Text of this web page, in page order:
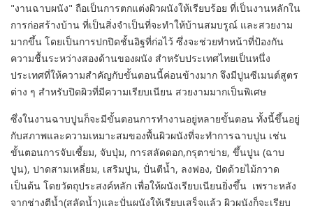
"งานฉาบผนัง" ถือเป็นการตกแต่งผิวผนังให้เรียบร้อย ที่เป็นงานหลักใน
การก่อสร้างบ้าน ที่เป็นสิ่งจำเป็นที่จะทำให้บ้านสมบรูณ์ และสวยงาม
มากขึ้น โดยเป็นการปกปิดชั้นอิฐที่ก่อไว้ ซึ่งจะช่วยทำหน้าที่ป้องกัน
ความชื้นระหว่างสองด้านของผนัง สำหรับประเทศไทยเป็นหนึ่ง
ประเทศที่ให้ความสำคัญกับขั้นตอนนี้ค่อนข้างมาก จึงมีปูนซีเมนต์สูตร
ต่าง ๆ สำหรับปิดผิวที่มีความเรียบเนียน สวยงามมากเป็นพิเศษ
ซึ่งในงานฉาบปูนก็จะมีขั้นตอนการทำงานอยู่หลายขั้นตอน ทั้งนี้ขึ้นอยู่
กับสภาพและความเหมาะสมของพื้นผิวผนังที่จะทำการฉาบปูน เช่น
ขั้นตอนการจับเซี้ยม, จับปุ่ม, การสลัดดอก,กรุตาข่าย, ขึ้นปูน (ฉาบ
ปูน), ปาดสามเหลี่ยม, เสริมปูน, ปั่นตีน้ำ, ลงฟอง, ปัดด้วยไม้กวาด
เป็นต้น โดยวัตถุประสงค์หลัก เพื่อให้ผนังเรียบเนียนยิ่งขึ้น เพราะหลัง
จากช่างตีน้ำ(สลัดน้ำ)และปั่นผนังให้เรียบเสร็จแล้ว ผิวผนังก็จะเรียบ